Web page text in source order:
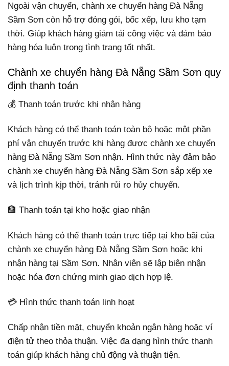
Ngoài vận chuyển, chành xe chuyển hàng Đà Nẵng
Sầm Sơn còn hỗ trợ đóng gói, bốc xếp, lưu kho tạm
thời. Giúp khách hàng giảm tải công việc và đảm bảo
hàng hóa luôn trong tình trạng tốt nhất.
Chành xe chuyển hàng Đà Nẵng Sầm Sơn quy
định thanh toán
💰 Thanh toán trước khi nhận hàng
Khách hàng có thể thanh toán toàn bộ hoặc một phần
phí vận chuyển trước khi hàng được chành xe chuyển
hàng Đà Nẵng Sầm Sơn nhận. Hình thức này đảm bảo
chành xe chuyển hàng Đà Nẵng Sầm Sơn sắp xếp xe
và lịch trình kịp thời, tránh rủi ro hủy chuyến.
🏦 Thanh toán tại kho hoặc giao nhận
Khách hàng có thể thanh toán trực tiếp tại kho bãi của
chành xe chuyển hàng Đà Nẵng Sầm Sơn hoặc khi
nhận hàng tại Sầm Sơn. Nhân viên sẽ lập biên nhận
hoặc hóa đơn chứng minh giao dịch hợp lệ.
💳 Hình thức thanh toán linh hoạt
Chấp nhận tiền mặt, chuyển khoản ngân hàng hoặc ví
điện tử theo thỏa thuận. Việc đa dạng hình thức thanh
toán giúp khách hàng chủ động và thuận tiện.